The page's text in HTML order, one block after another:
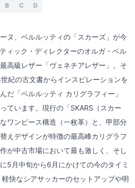
B C D
ヌ、ベルルッティの「スカーズ」が今
ィック・ディレクターのオルガ・ベル
高級レザー「ヴェネチアレザー」。そ
紀の古文書からインスピレーションを
だ「ベルルッティ カリグラフィー」
ています。現行の「SKARS（スカー
ワンピース構造（一枚革）と、甲部分
えデザインが特徴の最高峰カリグラフ
が中古市場において最も激しく、そし
5月中旬から6月にかけての今のタイミ
快なシアサッカーのセットアップや明